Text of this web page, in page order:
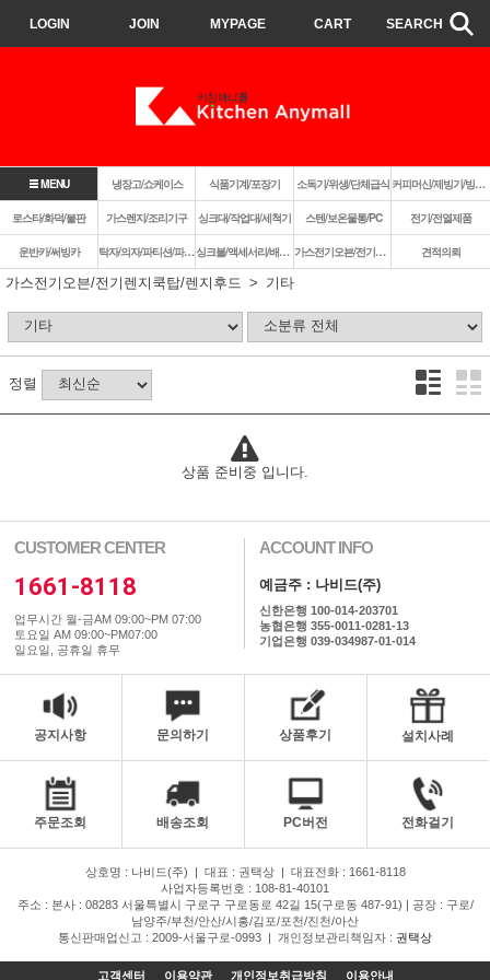
LOGIN JOIN MYPAGE CART SEARCH
MENU 냉장고/쇼케이스 식품기계/포장기 소독기/위생/단체급식 커피머신/제빙기/빙삭기
로스타/화덕/불판 가스렌지/조리기구 싱크대/작업대/세척기 스텐/보온물통/PC 전기/전열제품
운반카/써빙카 탁자/의자/파티션/파라솔 싱크볼/액세서리/배수구 가스전기오븐/전기렌지쿡탑/렌지후드
견적의뢰
가스전기오븐/전기렌지쿡탑/렌지후드
기타
정렬
상품 준비중 입니다.
CUSTOMER CENTER
1661-8118
업무시간 월-금AM 09:00~PM 07:00
토요일 AM 09:00~PM07:00
일요일, 공휴일 휴무
ACCOUNT INFO
예금주 : 나비드(주)
신한은행 100-014-203701
농협은행 355-0011-0281-13
기업은행 039-034987-01-014
공지사항 문의하기 상품후기 설치사례
주문조회 배송조회 PC버전 전화걸기
상호명 : 나비드(주) | 대표 : 권택상 | 대표전화 : 1661-8118
사업자등록번호 : 108-81-40101
주소 : 본사 : 08283 서울특별시 구로구 구로동로 42길 15(구로동 487-91) | 공장 : 구로/
남양주/부천/안산/시흥/김포/포천/진천/아산
통신판매업신고 : 2009-서울구로-0993 | 개인정보관리책임자 : 권택상
고객센터 이용약관 개인정보취급방침 이용안내